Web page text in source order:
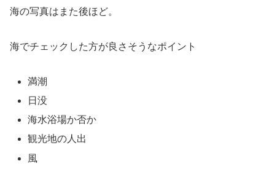
海の写真はまた後ほど。
海でチェックした方が良さそうなポイント
満潮
日没
海水浴場か否か
観光地の人出
風